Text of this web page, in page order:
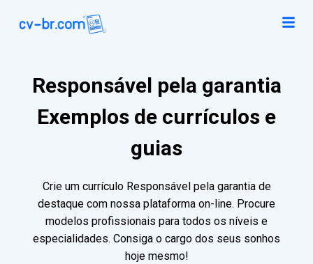
Responsável pela garantia
Exemplos de currículos e
guias
Crie um currículo Responsável pela garantia de
destaque com nossa plataforma on-line. Procure
modelos profissionais para todos os níveis e
especialidades. Consiga o cargo dos seus sonhos
hoje mesmo!